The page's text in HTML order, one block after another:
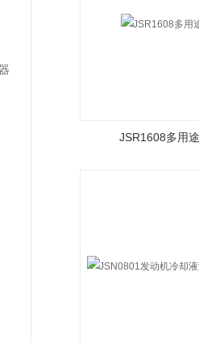
JSR1608多用